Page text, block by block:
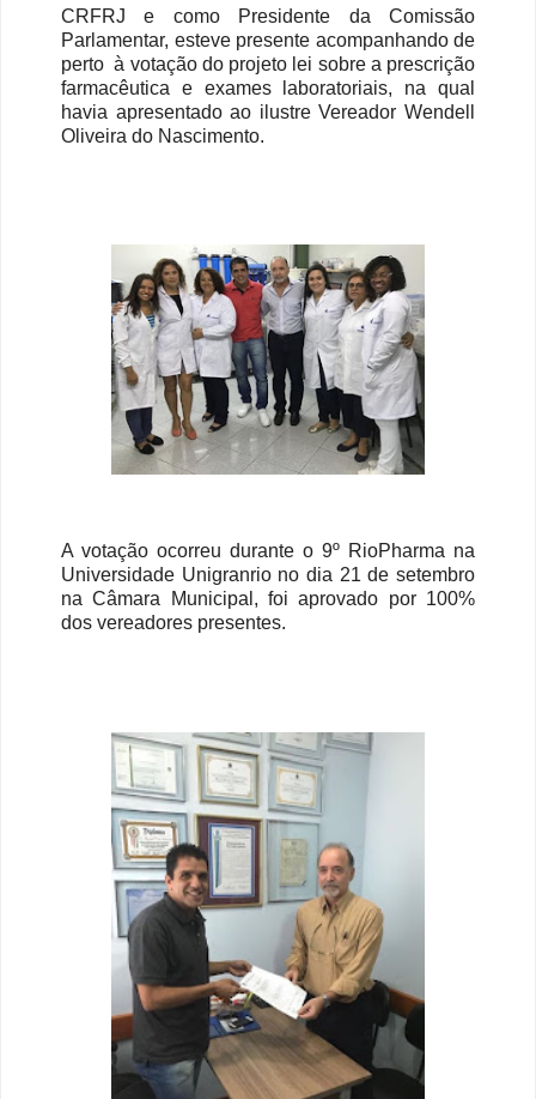
CRFRJ e como Presidente da Comissão
Parlamentar, esteve presente acompanhando de
perto à votação do projeto lei sobre a prescrição
farmacêutica e exames laboratoriais, na qual
havia apresentado ao ilustre Vereador Wendell
Oliveira do Nascimento.
A votação ocorreu durante o 9º RioPharma na
Universidade Unigranrio no dia 21 de setembro
na Câmara Municipal, foi aprovado por 100%
dos vereadores presentes.